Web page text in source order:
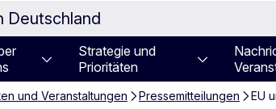
Deutschland
Strategie und
Prioritäten
und Veranstaltungen Pressemitteilungen EU